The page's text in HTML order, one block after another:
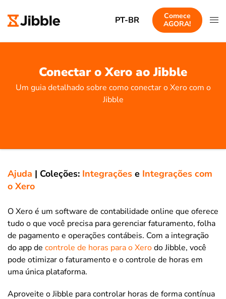
PT-BR
Comece
AGORA!
Conectar o Xero ao Jibble
Um guia detalhado sobre como conectar o Xero com o
Jibble
Ajuda | Coleções: Integrações e Integrações com
o Xero
O Xero é um software de contabilidade online que oferece
tudo o que você precisa para gerenciar faturamento, folha
de pagamento e operações contábeis. Com a integração
do app de controle de horas para o Xerodo Jibble, você
pode otimizar o faturamento e o controle de horas em
uma única plataforma.
Aproveite o Jibble para controlar horas de forma contínua